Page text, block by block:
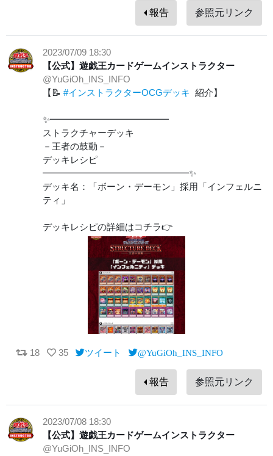
報告 参照元リンク
2023/07/09 18:30
【公式】遊戯王カードゲームインストラクター
@YuGiOh_INS_INFO
【📝 #インストラクターOCGデッキ 紹介】
✨━━━━━━━━━━━━━
ストラクチャーデッキ
－王者の鼓動－
デッキレシピ
━━━━━━━━━━━━━━━━✨
デッキ名：「ボーン・デーモン」採用「インフェルニ
ティ」
デッキレシピの詳細はコチラ👉
18 35 ツイート @YuGiOh_INS_INFO
報告 参照元リンク
2023/07/08 18:30
【公式】遊戯王カードゲームインストラクター
@YuGiOh_INS_INFO